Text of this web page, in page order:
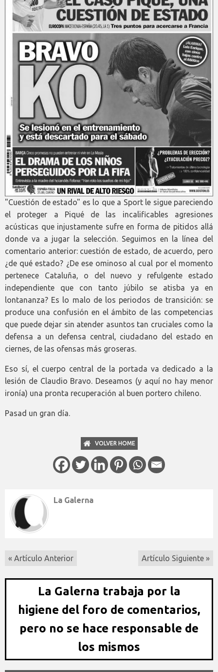
"Cuestión de estado" es lo que a Sport le sigue pareciendo
el proteger a Piqué de las incalificables agresiones
acústicas que injustamente sufre en forma de pitidos allá
donde va a jugar la selección. Seguimos en la línea del
comentario anterior: cuestión de estado, de acuerdo, pero
¿de qué estado? ¿De ese ominoso al cual por el momento
pertenece Cataluña, o del nuevo y refulgente estado
independiente que con tanto júbilo se atisba ya en
lontananza? Es lo malo de los periodos de transición: se
produce una confusión en el ámbito de las competencias
que puede dejar sin atender asuntos tan cruciales como la
defensa a un defensa central, ciudadano del estado en
ciernes, de las ofensas más groseras.
Eso sí, el cuerpo central de la portada va dedicado a la
lesión de Claudio Bravo. Deseamos (y aquí no hay menor
ironía) una pronta recuperación al buen portero chileno.
Pasad un gran día.
VOLVER HOME
La Galerna
« Artículo Anterior Artículo Siguiente »
La Galerna trabaja por la
higiene del foro de comentarios,
pero no se hace responsable de
los mismos